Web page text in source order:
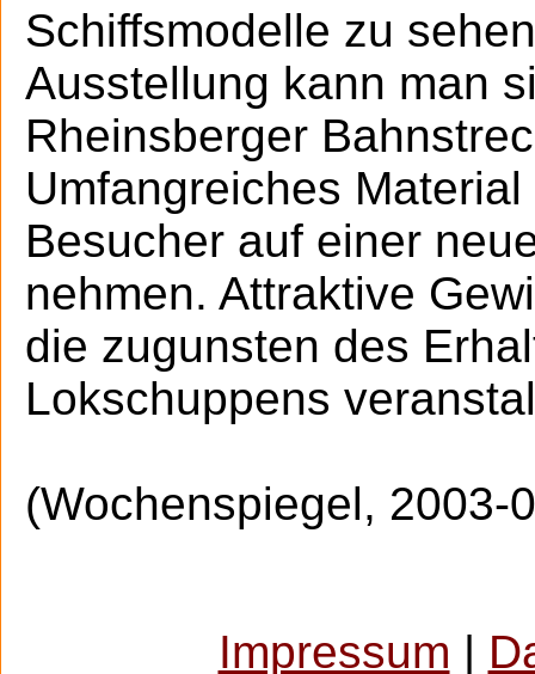
Schiffsmodelle zu
Ausstellung kann man
Rheinsberger
Umfangreiches
Besucher auf einer
nehmen. Attraktive
die zugunsten des
Lokschuppens
(Wochenspiegel, 2003-
Impressum |